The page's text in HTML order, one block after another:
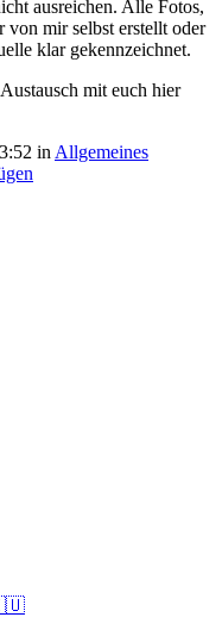
ausreichen. Alle Fotos,
mir selbst erstellt oder
klar gekennzeichnet.
mit euch hier
in Allgemeines